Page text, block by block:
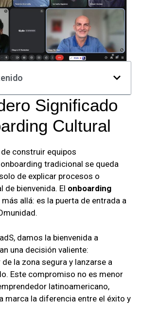
Significado
Cultural
construir equipos
tradicional se queda
de explicar procesos o
de bienvenida. El onboarding
allá: es la puerta de entrada a
damos la bienvenida a
una decisión valiente:
la zona segura y lanzarse a
Este compromiso no es menor
latinoamericano,
marca la diferencia entre el éxito y